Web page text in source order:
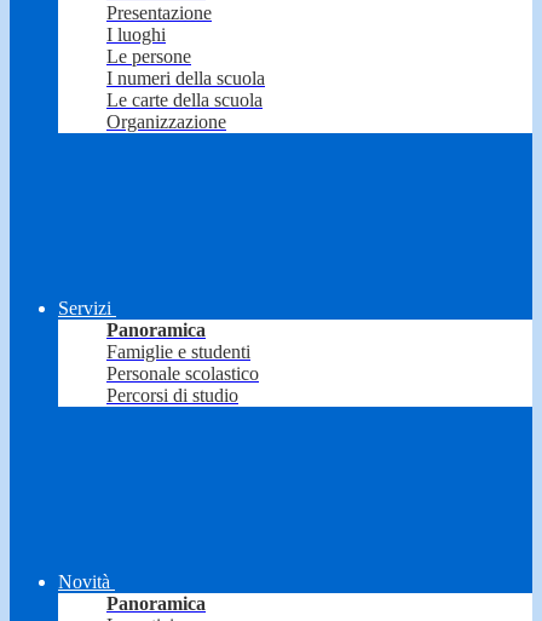
Presentazione
I luoghi
Le persone
I numeri della scuola
Le carte della scuola
Organizzazione
Servizi
Panoramica
Famiglie e studenti
Personale scolastico
Percorsi di studio
Novità
Panoramica